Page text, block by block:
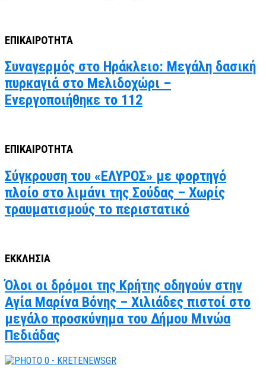
ΕΠΙΚΑΙΡΟΤΗΤΑ
Συναγερμός στο Ηράκλειο: Μεγάλη δασική
πυρκαγιά στο Μελιδοχώρι –
Ενεργοποιήθηκε το 112
ΕΠΙΚΑΙΡΟΤΗΤΑ
Σύγκρουση του «ΕΛΥΡΟΣ» με φορτηγό
πλοίο στο λιμάνι της Σούδας – Χωρίς
τραυματισμούς το περιστατικό
ΕΚΚΛΗΣΙΑ
Όλοι οι δρόμοι της Κρήτης οδηγούν στην
Αγία Μαρίνα Βόνης – Χιλιάδες πιστοί στο
μεγάλο προσκύνημα του Δήμου Μινώα
Πεδιάδας